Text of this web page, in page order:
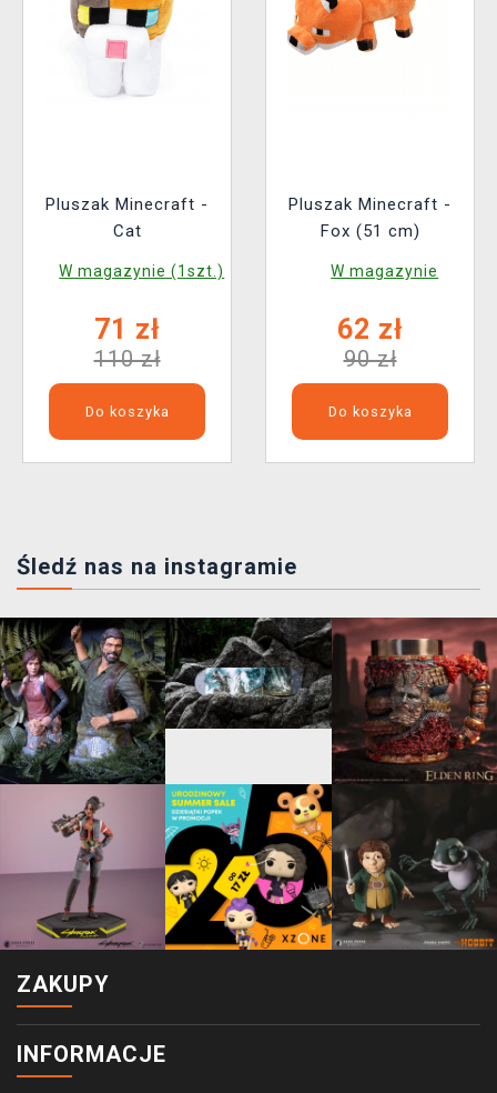
Pluszak Minecraft -
Cat
W magazynie (1szt.)
71 zł
110 zł
Do koszyka
Pluszak Minecraft -
Fox (51 cm)
W magazynie
62 zł
90 zł
Do koszyka
Śledź nas na instagramie
ZAKUPY
INFORMACJE